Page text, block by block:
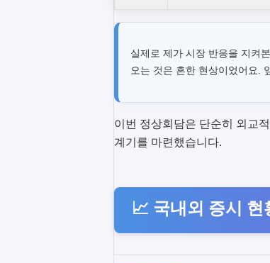
실제로 제가 시장 반응을 지켜
오는 것은 흔한 현상이었어요.
이번 정상회담은 단순히 외교
계기를 마련했습니다.
📈 국내외 증시